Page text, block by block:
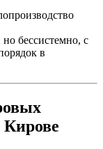
но бессистемно, с
в
Кирове